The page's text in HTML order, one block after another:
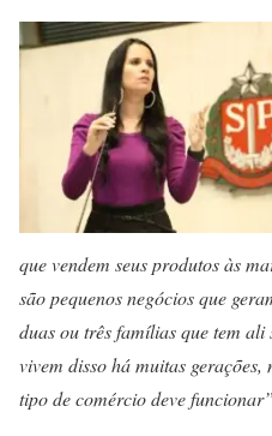
que vendem seus produtos às
são pequenos negócios que
duas ou três famílias que tem
vivem disso há muitas
tipo de comércio deve funcionar”